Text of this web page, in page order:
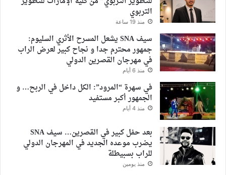
التربوي
منذ 19 ساعة
سيف SNA يشعل المسرح الأثري السليوم:
جمهور محترم جدا و نجاح كبير لعرض الراب
في مهرجان القصرين الدولي
منذ 6 أيام
في سهرة “المرود”: الكل داخل في الربح… و
الجمهور أكبر مستفيد
منذ 4 أيام
بعد حفل كبير في القصرين… سيف SNA
يضرب موعده الجديد في المهرجان الدولي
للراب بسبيطلة
منذ يومين